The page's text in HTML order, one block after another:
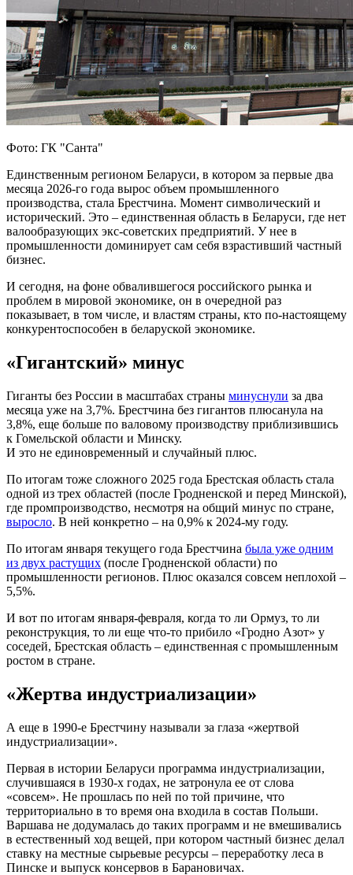
Фото: ГК "Санта"
Единственным регионом Беларуси, в котором за первые два
месяца 2026-го года вырос объем промышленного
производства, стала Брестчина. Момент символический и
исторический. Это – единственная область в Беларуси, где нет
валообразующих экс-советских предприятий. У нее в
промышленности доминирует сам себя взрастивший частный
бизнес.
И сегодня, на фоне обвалившегося российского рынка и
проблем в мировой экономике, он в очередной раз
показывает, в том числе, и властям страны, кто по-настоящему
конкурентоспособен в беларуской экономике.
«Гигантский» минус
Гиганты без России в масштабах страны минуснули за два
месяца уже на 3,7%. Брестчина без гигантов плюсанула на
3,8%, еще больше по валовому производству приблизившись
к Гомельской области и Минску.
И это не единовременный и случайный плюс.
По итогам тоже сложного 2025 года Брестская область стала
одной из трех областей (после Гродненской и перед Минской),
где промпроизводство, несмотря на общий минус по стране,
выросло. В ней конкретно – на 0,9% к 2024-му году.
По итогам января текущего года Брестчина была уже одним
из двух растущих (после Гродненской области) по
промышленности регионов. Плюс оказался совсем неплохой –
5,5%.
И вот по итогам января-февраля, когда то ли Ормуз, то ли
реконструкция, то ли еще что-то прибило «Гродно Азот» у
соседей, Брестская область – единственная с промышленным
ростом в стране.
«Жертва индустриализации»
А еще в 1990-е Брестчину называли за глаза «жертвой
индустриализации».
Первая в истории Беларуси программа индустриализации,
случившаяся в 1930-х годах, не затронула ее от слова
«совсем». Не прошлась по ней по той причине, что
территориально в то время она входила в состав Польши.
Варшава не додумалась до таких программ и не вмешивались
в естественный ход вещей, при котором частный бизнес делал
ставку на местные сырьевые ресурсы – переработку леса в
Пинске и выпуск консервов в Барановичах.